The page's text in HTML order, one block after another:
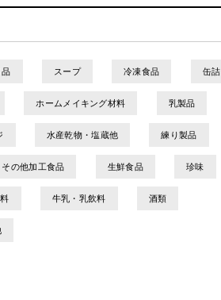
品 スープ 冷凍食品 缶詰
ホームメイキング材料 乳製品
水産乾物・塩蔵他 練り製品
その他加工食品 生鮮食品 珍味
牛乳・乳飲料 酒類